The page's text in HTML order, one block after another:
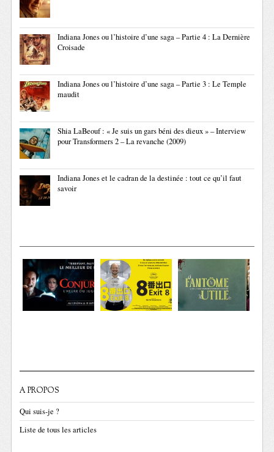
Indiana Jones ou l’histoire d’une saga – Partie 4 : La Dernière
Croisade
Indiana Jones ou l’histoire d’une saga – Partie 3 : Le Temple
maudit
Shia LaBeouf : « Je suis un gars béni des dieux » – Interview
pour Transformers 2 – La revanche (2009)
Indiana Jones et le cadran de la destinée : tout ce qu’il faut
savoir
A PROPOS
Qui suis-je ?
Liste de tous les articles